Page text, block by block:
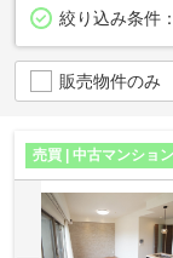
絞り込み条件：
販売物件のみ
売買 | 中古マンション